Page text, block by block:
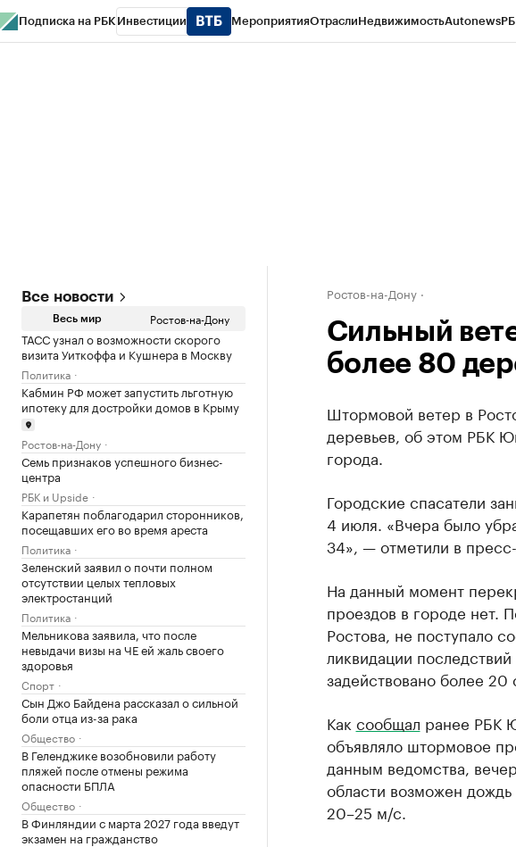
Подписка на РБК Инвестиции МероприятияОтраслиНедвижимостьAutonews
Все новости
Весь мир Ростов-на-Дону
ТАСС узнал о возможности скорого
визита Уиткоффа и Кушнера в Москву
Политика
Кабмин РФ может запустить льготную
ипотеку для достройки домов в Крыму
Ростов-на-Дону
Семь признаков успешного бизнес-
центра
РБК и Upside
Карапетян поблагодарил сторонников,
посещавших его во время ареста
Политика
Зеленский заявил о почти полном
отсутствии целых тепловых
электростанций
Политика
Мельникова заявила, что после
невыдачи визы на ЧЕ ей жаль своего
здоровья
Спорт
Сын Джо Байдена рассказал о сильной
боли отца из-за рака
Общество
В Геленджике возобновили работу
пляжей после отмены режима
опасности БПЛА
Общество
В Финляндии с марта 2027 года введут
экзамен на гражданство
Ростов-на-Дону
Сильный
более 80
Штормовой ветер в
деревьев, об этом РБК
города.
Городские спасатели
4 июля. «Вчера было
34», — отметили в
На данный момент
проездов в городе нет.
Ростова, не поступало
ликвидации
задействовано более 20
Как сообщал ранее РБК
объявляло штормовое
данным ведомства,
области возможен
20–25 м/с.